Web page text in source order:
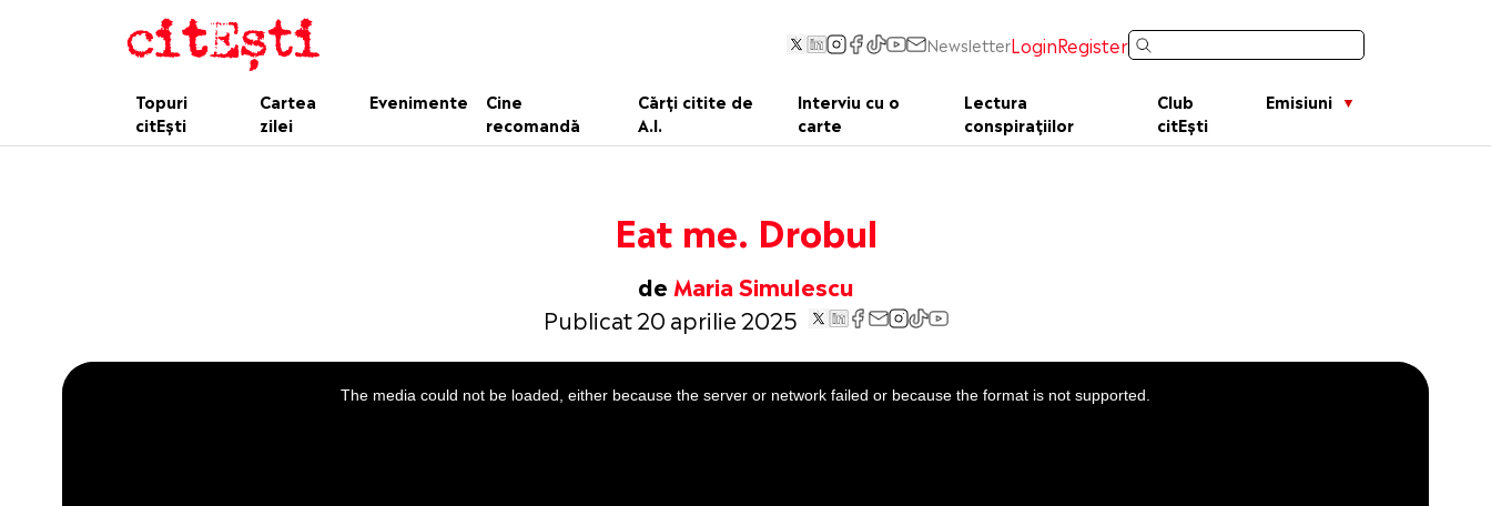
NewsletterLoginRegister
Topuri
citEști
Cartea
zilei
Evenimente
Cine
recomandă
Cărți citite de
A.I.
Interviu cu o
carte
Lectura
conspirațiilor
Club
citEști
Emisiuni
Eat me. Drobul
de Maria Simulescu
Publicat 20 aprilie 2025
This
is
a
The media could not be loaded, either because the server or network failed or because the format is not supported.